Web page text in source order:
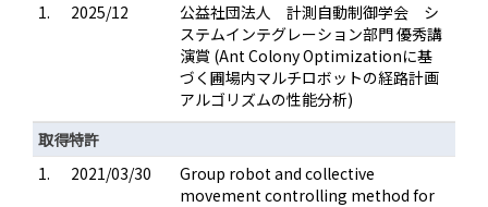
1.
2025/12
公益社団法人 計測自動制御学会 シ
ステムインテグレーション部門 優秀講
演賞 (Ant Colony Optimizationに基
づく圃場内マルチロボットの経路計画
アルゴリズムの性能分析)
取得特許
1.
2021/03/30
Group robot and collective
movement controlling method for